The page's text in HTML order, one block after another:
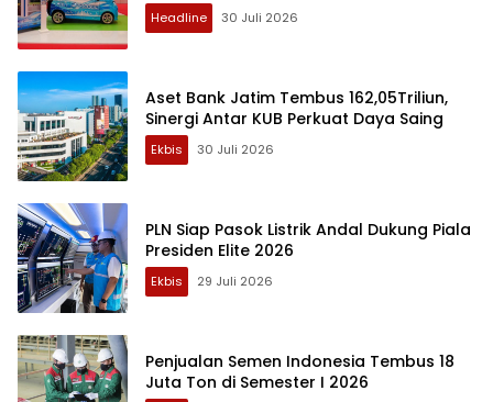
Headline 30 Juli 2026
Aset Bank Jatim Tembus 162,05Triliun,
Sinergi Antar KUB Perkuat Daya Saing
Ekbis 30 Juli 2026
PLN Siap Pasok Listrik Andal Dukung Piala
Presiden Elite 2026
Ekbis 29 Juli 2026
Penjualan Semen Indonesia Tembus 18
Juta Ton di Semester I 2026